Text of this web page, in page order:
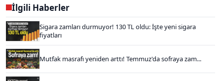
İlgili Haberler
Sigara zamları durmuyor! 130 TL oldu: İşte yeni sigara
fiyatları
Mutfak masrafı yeniden arttı! Temmuz'da sofraya zam...